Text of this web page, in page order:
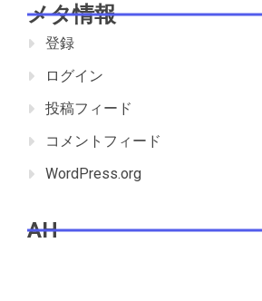
メタ情報
登録
ログイン
投稿フィード
コメントフィード
WordPress.org
AH